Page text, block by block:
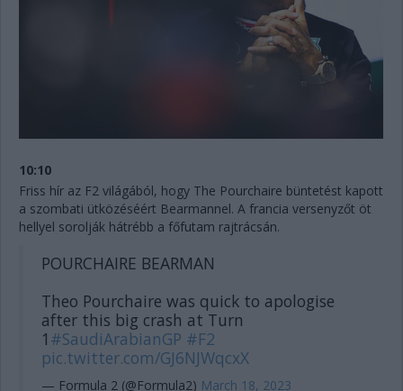
10:10
Friss hír az F2 világából, hogy The Pourchaire büntetést kapott
a szombati ütközéséért Bearmannel. A francia versenyzőt öt
hellyel sorolják hátrébb a főfutam rajtrácsán.
POURCHAIRE BEARMAN
Theo Pourchaire was quick to apologise
after this big crash at Turn
1 #SaudiArabianGP #F2
pic.twitter.com/GJ6NJWqcxX
— Formula 2 (@Formula2) March 18, 2023